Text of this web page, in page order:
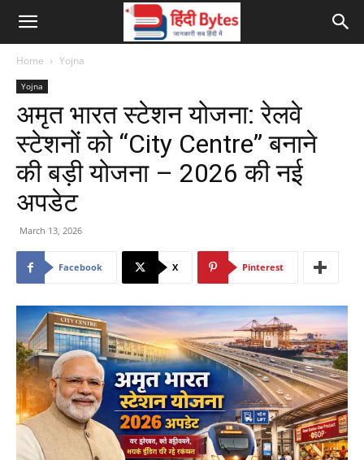
Home Yojna
Yojna
अमृत भारत स्टेशन योजना: रेलवे
स्टेशनों को “City Centre” बनाने
की बड़ी योजना – 2026 की नई
अपडेट
March 13, 2026
Facebook X Pinterest